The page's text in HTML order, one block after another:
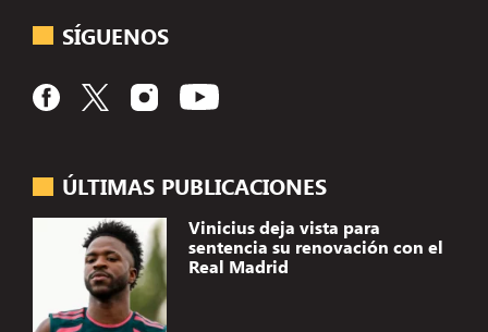
ÚLTIMAS PUBLICACIONES
Vinicius deja vista para
sentencia su renovación con el
Real Madrid
SÍGUENOS